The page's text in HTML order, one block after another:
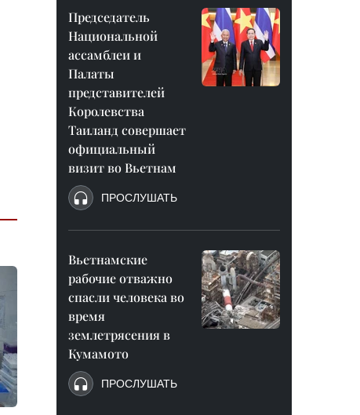
Председатель
Национальной
ассамблеи и
Палаты
представителей
Королевства
Таиланд совершает
официальный
визит во Вьетнам
ПРОСЛУШАТЬ
Вьетнамские
рабочие отважно
спасли человека во
время
землетрясения в
Кумамото
ПРОСЛУШАТЬ